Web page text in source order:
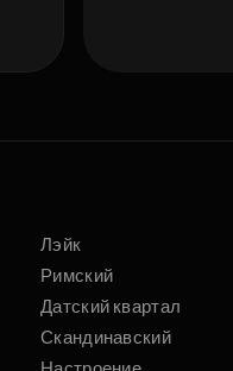
Лэйк
Римский
Датский квартал
Скандинавский